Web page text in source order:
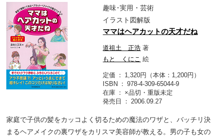
趣味･実用・芸術
イラスト図解版
ママはヘアカットの天才だね
道祖土 正浩 著
もと くにこ 絵
定価
1,320円（本体：1,200円）
ISBN
978-4-309-65044-9
在庫
×品切・重版未定
発売日
2006.09.27
家庭で子供の髪をカッコよく切るための魔法のワザと、バッチリ決
まるヘアメイクの裏ワザをカリスマ美容師が教える。男の子も女の